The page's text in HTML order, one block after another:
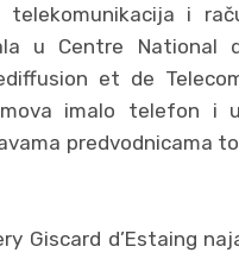
i
u Centre National
et de
imalo telefon i
predvodnicama
Giscard d’Estaing